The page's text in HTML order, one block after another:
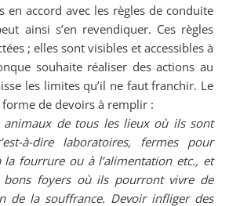
en accord avec les règles de conduite
ainsi s’en revendiquer. Ces règles
; elles sont visibles et accessibles à
souhaite réaliser des actions au
les limites qu’il ne faut franchir. Le
forme de devoirs à remplir :
animaux de tous les lieux où ils sont
à-dire laboratoires, fermes pour
la fourrure ou à l’alimentation etc., et
bons foyers où ils pourront vivre de
de la souffrance. Devoir infliger des